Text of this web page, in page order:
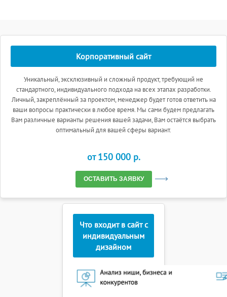
Корпоративный сайт
Уникальный, эксклюзивный и сложный продукт, требующий не
стандартного, индивидуального подхода на всех этапах разработки.
Личный, закреплённый за проектом, менеджер будет готов ответить на
ваши вопросы практически в любое время. Мы сами будем предлагать
Вам различные варианты решения вашей задачи, Вам остаётся выбрать
оптимальный для вашей сферы вариант.
от 150 000 p.
ОСТАВИТЬ ЗАЯВКУ
Что входит в сайт с
индивидуальным
дизайном